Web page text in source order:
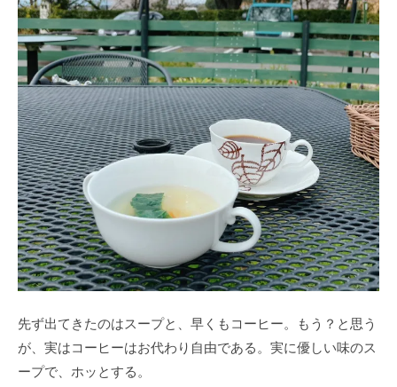
先ず出てきたのはスープと、早くもコーヒー。もう？と思う
が、実はコーヒーはお代わり自由である。実に優しい味のス
ープで、ホッとする。